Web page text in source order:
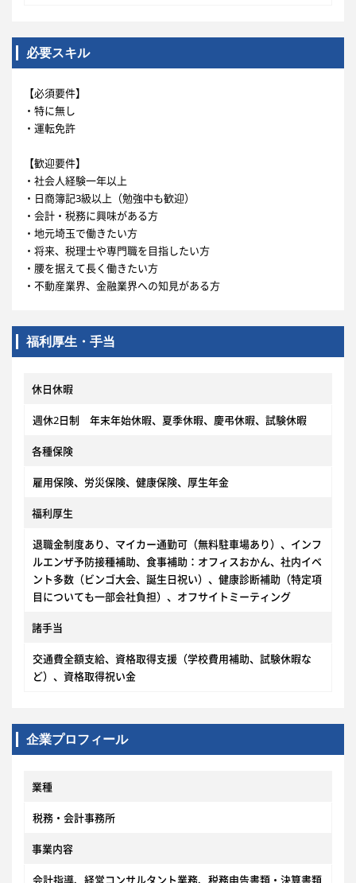
必要スキル
【必須要件】
・特に無し
・運転免許
【歓迎要件】
・社会人経験一年以上
・日商簿記3級以上（勉強中も歓迎）
・会計・税務に興味がある方
・地元埼玉で働きたい方
・将来、税理士や専門職を目指したい方
・腰を据えて長く働きたい方
・不動産業界、金融業界への知見がある方
福利厚生・手当
休日休暇
週休2日制 年末年始休暇、夏季休暇、慶弔休暇、試験休暇
各種保険
雇用保険、労災保険、健康保険、厚生年金
福利厚生
退職金制度あり、マイカー通勤可（無料駐車場あり）、インフ
ルエンザ予防接種補助、食事補助：オフィスおかん、社内イベ
ント多数（ビンゴ大会、誕生日祝い）、健康診断補助（特定項
目についても一部会社負担）、オフサイトミーティング
諸手当
交通費全額支給、資格取得支援（学校費用補助、試験休暇な
ど）、資格取得祝い金
企業プロフィール
業種
税務・会計事務所
事業内容
会計指導、経営コンサルタント業務、税務申告書類・決算書類